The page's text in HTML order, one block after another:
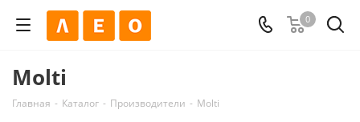
0
Molti
Главная - Каталог - Производители - Molti